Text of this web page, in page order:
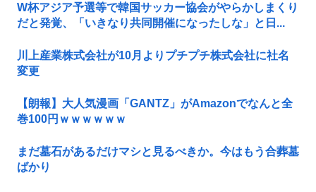
W杯アジア予選等で韓国サッカー協会がやらかしまくり
だと発覚、「いきなり共同開催になったしな」と日...
川上産業株式会社が10月よりプチプチ株式会社に社名
変更
【朗報】大人気漫画「GANTZ」がAmazonでなんと全
巻100円ｗｗｗｗｗｗ
まだ墓石があるだけマシと見るべきか。今はもう合葬墓
ばかり